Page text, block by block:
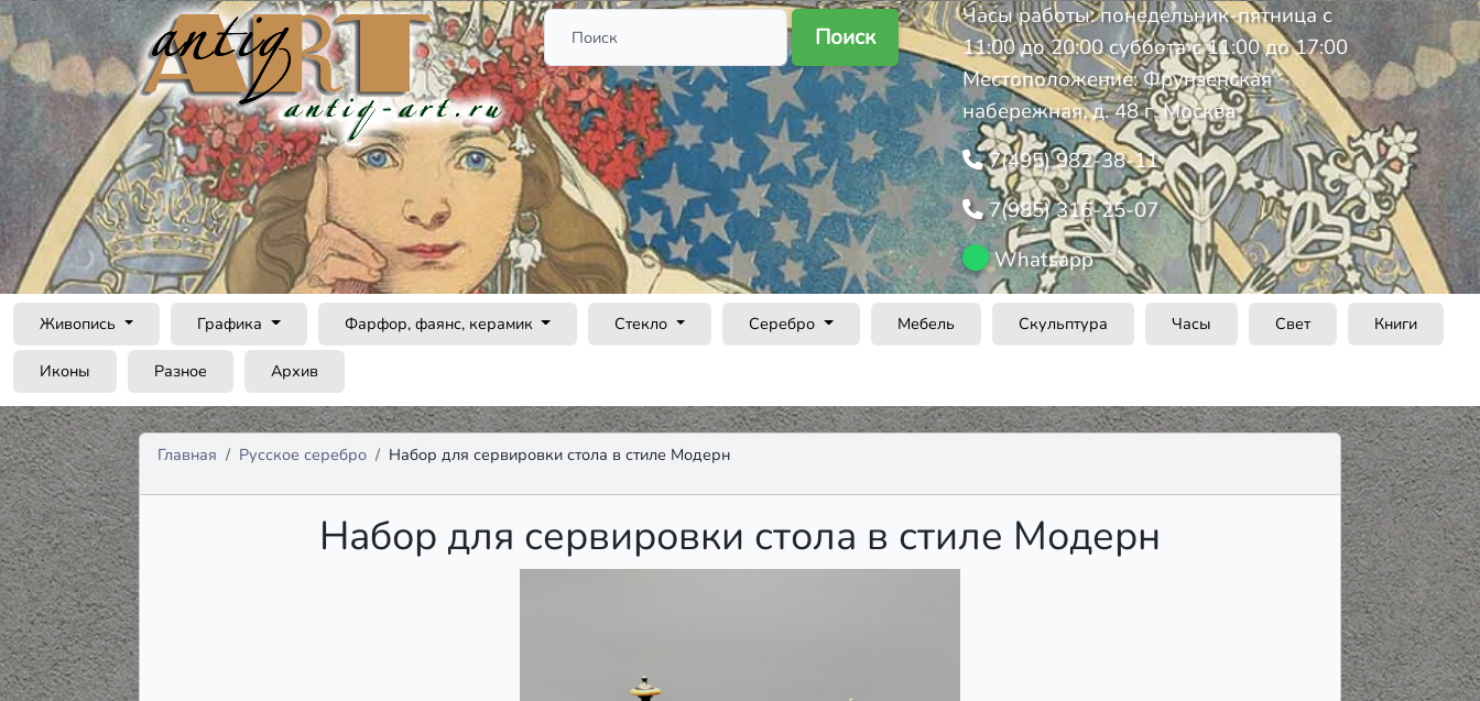
Поиск
Часы работы: понедельник-пятница с
11:00 до 20:00 суббота с 11:00 до 17:00
Местоположение: Фрунзенская
набережная, д. 48 г. Москва
7(495) 982-38-11
7(985) 316-25-07
Whatsapp
Живопись Графика Фарфор, фаянс, керамик Стекло Серебро Мебель Скульптура Часы Свет Книги
Иконы Разное Архив
Главная Русское серебро Набор для сервировки стола в стиле Модерн
Набор для сервировки стола в стиле Модерн